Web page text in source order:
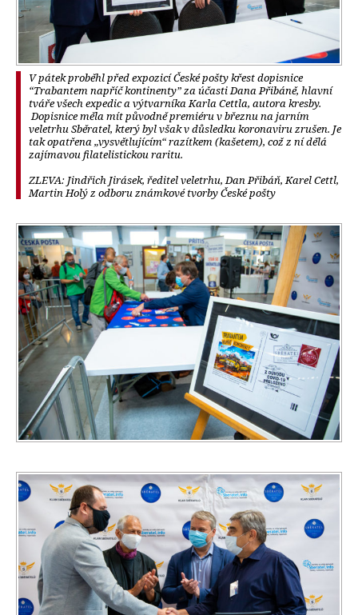
V pátek proběhl před expozicí České pošty křest dopisnice
“Trabantem napříč kontinenty” za účasti Dana Přibáně, hlavní
tváře všech expedic a výtvarníka Karla Cettla, autora kresby.
Dopisnice měla mít původně premiéru v březnu na jarním
veletrhu Sběratel, který byl však v důsledku koronaviru zrušen. Je
tak opatřena „vysvětlujícím“ razítkem (kašetem), což z ní dělá
zajímavou filatelistickou raritu.
ZLEVA: Jindřich Jirásek, ředitel veletrhu, Dan Přibáň, Karel Cettl,
Martin Holý z odboru známkové tvorby České pošty